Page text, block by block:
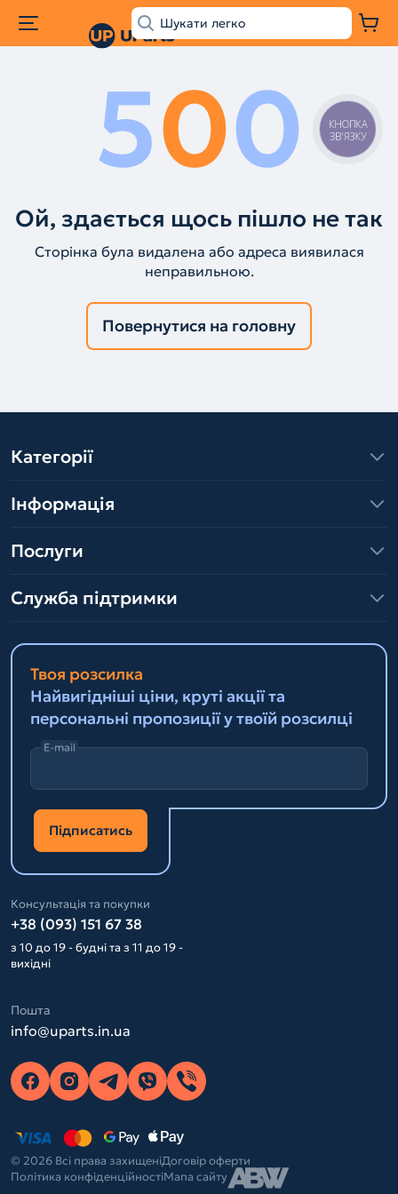
500
Ой, здається щось пішло не так
Сторінка була видалена або адреса виявилася
неправильною.
Повернутися на головну
Категорії
Інформація
Послуги
Служба підтримки
Твоя розсилка
Найвигідніші ціни, круті акції та
персональні пропозиції у твоїй розсилці
E-mail
Підписатись
Консультація та покупки
+38 (093) 151 67 38
з 10 до 19 - будні та з 11 до 19 -
вихідні
Пошта
info@uparts.in.ua
© 2026 Всі права захищеніДоговір оферти
Політика конфіденційностіМапа сайту
КНОПКА
ЗВ'ЯЗКУ